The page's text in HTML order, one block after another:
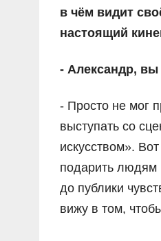
в чём видит
настоящий
- Александр, вы
- Просто не мог
выступать со
искусством».
подарить людям
до публики
вижу в том,